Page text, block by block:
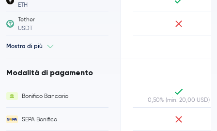
ETH
Tether
USDT
Mostra di più
Modalità di pagamento
Bonifico Bancario
SEPA Bonifico
0,50% (min. 20,00 USD)